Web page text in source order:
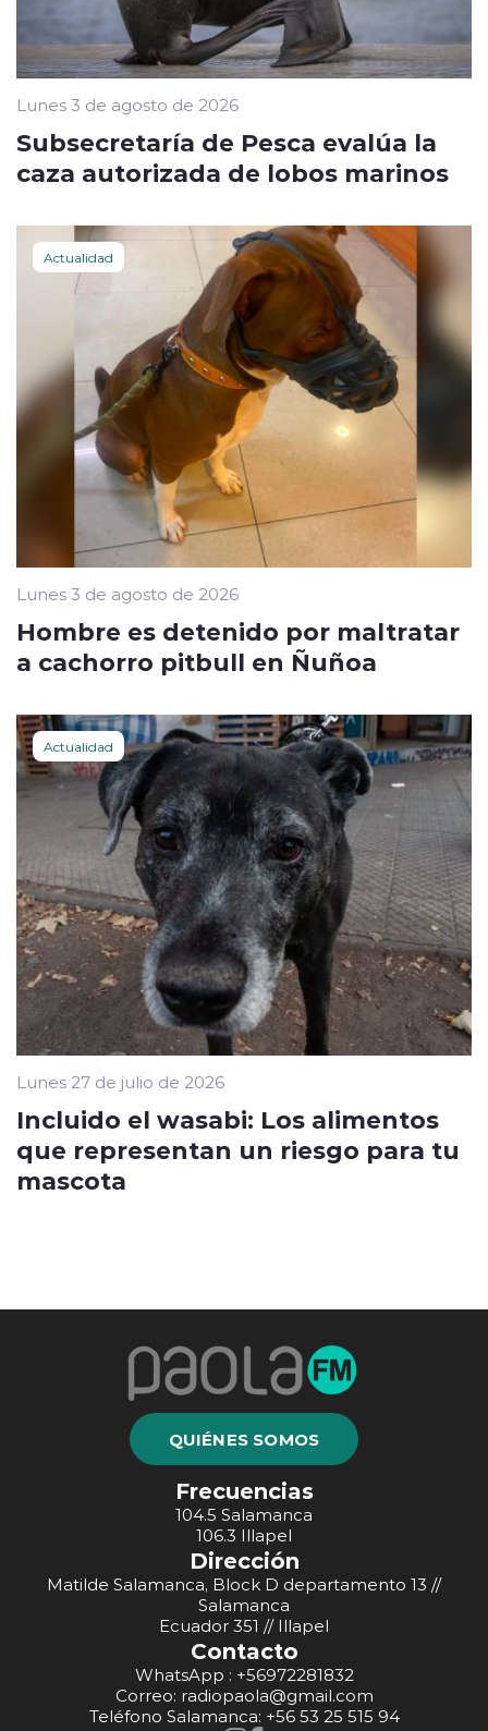
Lunes 3 de agosto de 2026
Subsecretaría de Pesca evalúa la
caza autorizada de lobos marinos
Actualidad
Lunes 3 de agosto de 2026
Hombre es detenido por maltratar
a cachorro pitbull en Ñuñoa
Actualidad
Lunes 27 de julio de 2026
Incluido el wasabi: Los alimentos
que representan un riesgo para tu
mascota
QUIÉNES SOMOS
Frecuencias
104.5 Salamanca
106.3 Illapel
Dirección
Matilde Salamanca, Block D departamento 13 //
Salamanca
Ecuador 351 // Illapel
Contacto
WhatsApp : +56972281832
Correo: radiopaola@gmail.com
Teléfono Salamanca: +56 53 25 515 94